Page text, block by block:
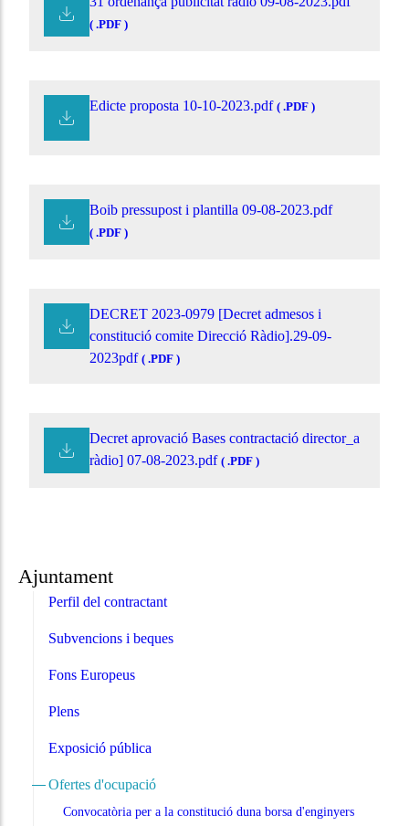
Ajuntament
Perfil del contractant
Subvencions i beques
Fons Europeus
Plens
Exposició pública
Ofertes d'ocupació
Convocatòria per a la constitució duna borsa d'enginyers
( .PDF )
Edicte proposta 10-10-2023.pdf ( .PDF )
Boib pressupost i plantilla 09-08-2023.pdf
( .PDF )
DECRET 2023-0979 [Decret admesos i
constitució comite Direcció Ràdio].29-09-
2023pdf ( .PDF )
Decret aprovació Bases contractació director_a
ràdio] 07-08-2023.pdf ( .PDF )